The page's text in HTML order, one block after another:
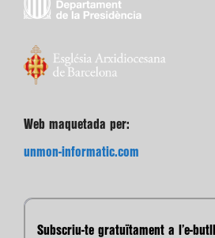
Web maquetada per:
unmon-informatic.com
Subscriu-te gratuïtament a l’e-